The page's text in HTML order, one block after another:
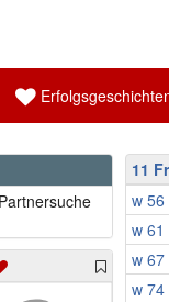
11
w 56
w
w 67
w